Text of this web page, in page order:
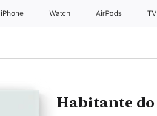
iPhone Apple Watch AirPods
Habitante